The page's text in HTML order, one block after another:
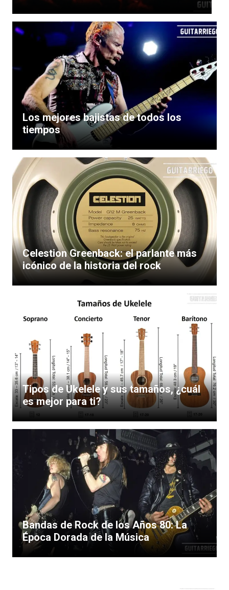
Los mejores bajistas de todos los
tiempos
Celestion Greenback: el parlante más
icónico de la historia del rock
Tipos de Ukelele y sus tamaños, ¿cuál
es mejor para ti?
Bandas de Rock de los Años 80: La
Época Dorada de la Música